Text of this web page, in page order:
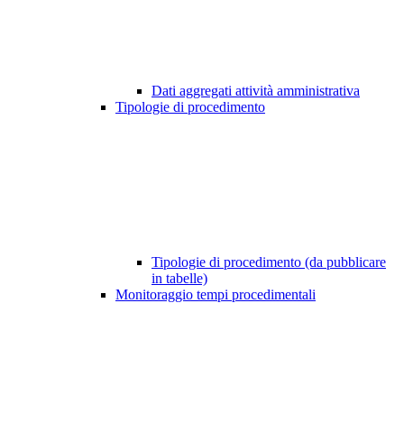
Dati aggregati attività amministrativa
Tipologie di procedimento
Tipologie di procedimento (da pubblicare
in tabelle)
Monitoraggio tempi procedimentali